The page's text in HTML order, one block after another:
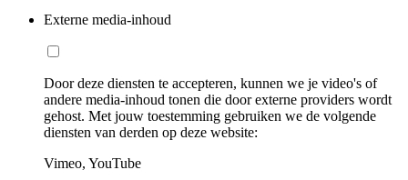
Externe media-inhoud
Door deze diensten te accepteren, kunnen we je video's of
andere media-inhoud tonen die door externe providers wordt
gehost. Met jouw toestemming gebruiken we de volgende
diensten van derden op deze website:
Vimeo, YouTube